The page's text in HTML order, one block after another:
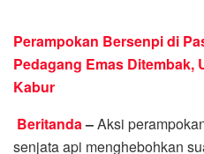
Perampokan Bersenpi di
Pedagang Emas Ditembak,
Kabur
Beritanda–Aksi
senjata api menghebohkan